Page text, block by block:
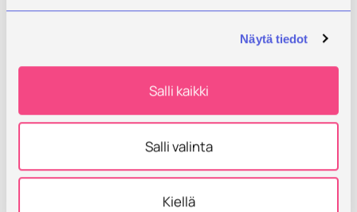
Näytä tiedot
Salli kaikki
Salli valinta
Kiellä
Hyvinvointikoordinaattorina hyvinvointialueella -
Kirjoittaja:
Elisa Kananen, hyvinvointikoordinaattoriopiskelija
YAMK, Savonia-ammattikorkeakoulu
Kananen, E. 2024. Hyvinvointikoordinaattorina
https://urn.fi/URN:NBN:fi:amk-